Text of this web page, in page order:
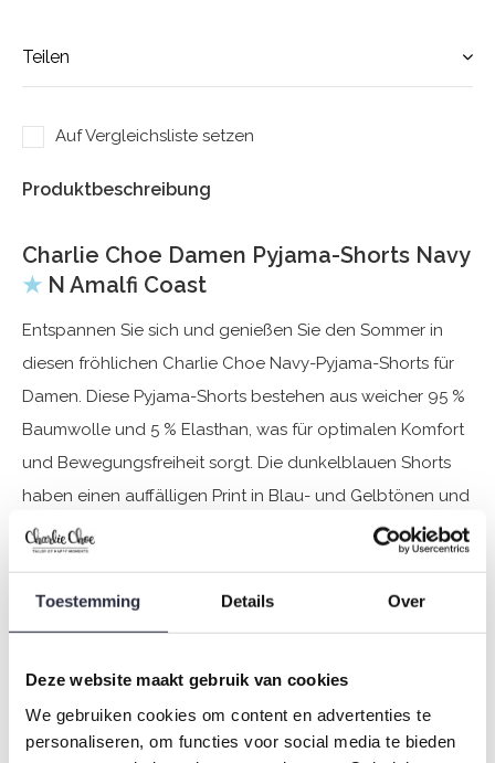
Toestemming Details Over
Deze website maakt gebruik van cookies
We gebruiken cookies om content en advertenties te
personaliseren, om functies voor social media te bieden
Teilen
Auf Vergleichsliste setzen
Produktbeschreibung
Charlie Choe Damen Pyjama-Shorts Navy
★ N Amalfi Coast
Entspannen Sie sich und genießen Sie den Sommer in
diesen fröhlichen Charlie Choe Navy-Pyjama-Shorts für
Damen. Diese Pyjama-Shorts bestehen aus weicher 95 %
Baumwolle und 5 % Elasthan, was für optimalen Komfort
und Bewegungsfreiheit sorgt. Die dunkelblauen Shorts
haben einen auffälligen Print in Blau- und Gelbtönen und
einen elastischen Bund. Ideal für einen faulen
angenehme Nachtruhe.
Marke: Charlie Choe
Saison: Spring/Summer 2026